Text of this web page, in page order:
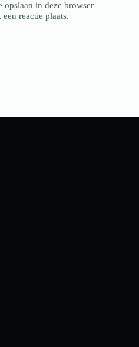
opslaan in deze browser
reactie plaats.